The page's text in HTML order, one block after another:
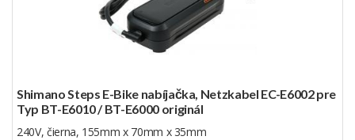
Shimano Steps E-Bike nabíjačka, Netzkabel EC-E6002 pre
Typ BT-E6010 / BT-E6000 originál
240V, čierna, 155mm x 70mm x 35mm